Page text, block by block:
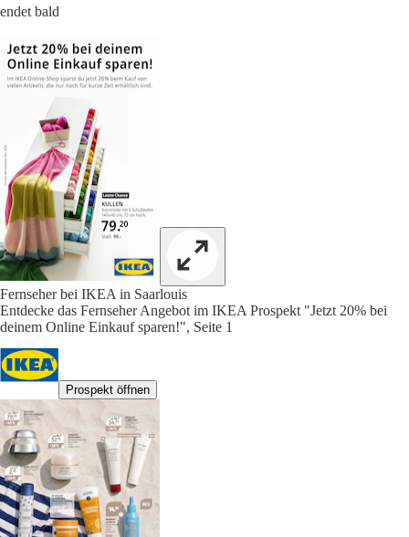
endet bald
Fernseher bei IKEA in Saarlouis
Entdecke das Fernseher Angebot im IKEA Prospekt "Jetzt 20% bei
deinem Online Einkauf sparen!", Seite 1
Prospekt öffnen